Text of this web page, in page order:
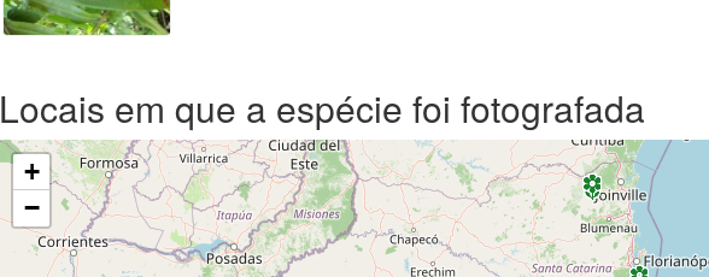
Locais em que a espécie foi fotografada
+
−